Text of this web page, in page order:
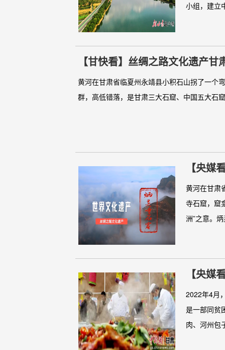
小组，建立
【甘快看】丝绸之路文化遗产
黄河在甘肃省临夏州永靖县小积石山拐了一个
群，高低错落，是甘肃三大石窟、中国五大石
【央媒
黄河在甘肃
寺石窟，窟
洲”之意。
【央媒
2022年4月
是一部同贫
肉、河州包